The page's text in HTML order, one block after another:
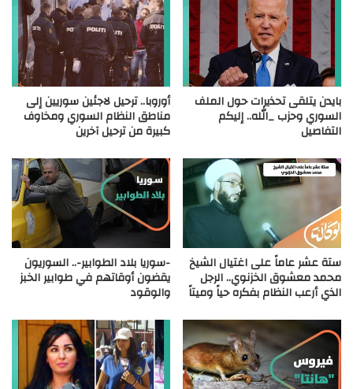
بايدن يتلقى تحذيرات حول الملف
السوري وحزب _الله.. إليكم
التفاصيل
أوروبا.. ترحيل لاجئين سوريين إلى
مناطق النظام السوري ومخاوف
كبيرة من ترحيل آخرين
ستة عشر عاماً على اغتيال الشيخ
محمد معشوق الخزنوي.. الرجل
الذي أرعب النظام بفكره حياً وميتاً
-سوريا بلاد الطوابير-.. السوريون
يقضون أوقاتهم في طوابير الخبز
والوقود